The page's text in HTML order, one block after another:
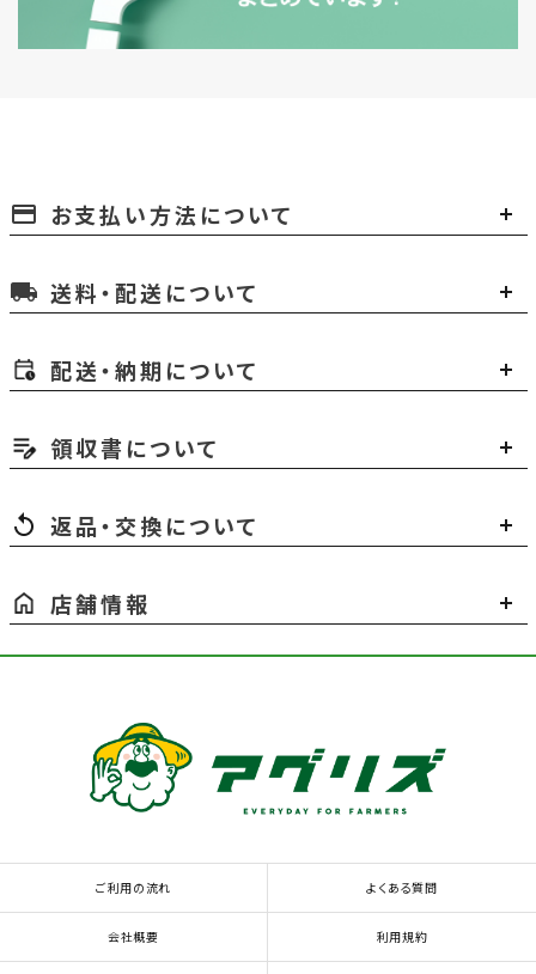
payment お支払い方法について
local_shipping 送料・配送について
配送・納期について
領収書について
返品・交換について
店舗情報
ご利用の流れ よくある質問
会社概要 利用規約